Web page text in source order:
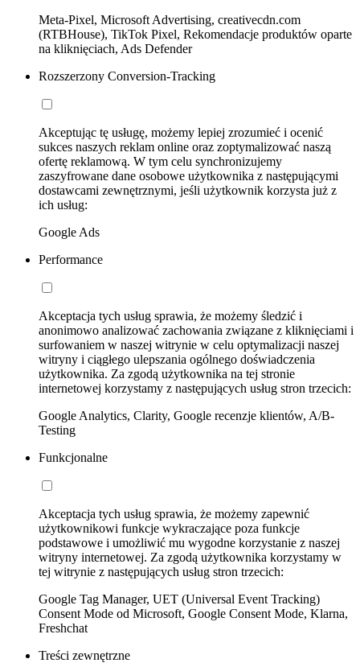
Meta-Pixel, Microsoft Advertising, creativecdn.com
(RTBHouse), TikTok Pixel, Rekomendacje produktów oparte
na kliknięciach, Ads Defender
Rozszerzony Conversion-Tracking
Akceptując tę usługę, możemy lepiej zrozumieć i ocenić
sukces naszych reklam online oraz zoptymalizować naszą
ofertę reklamową. W tym celu synchronizujemy
zaszyfrowane dane osobowe użytkownika z następującymi
dostawcami zewnętrznymi, jeśli użytkownik korzysta już z
ich usług:
Google Ads
Performance
Akceptacja tych usług sprawia, że możemy śledzić i
anonimowo analizować zachowania związane z kliknięciami i
surfowaniem w naszej witrynie w celu optymalizacji naszej
witryny i ciągłego ulepszania ogólnego doświadczenia
użytkownika. Za zgodą użytkownika na tej stronie
internetowej korzystamy z następujących usług stron trzecich:
Google Analytics, Clarity, Google recenzje klientów, A/B-
Testing
Funkcjonalne
Akceptacja tych usług sprawia, że możemy zapewnić
użytkownikowi funkcje wykraczające poza funkcje
podstawowe i umożliwić mu wygodne korzystanie z naszej
witryny internetowej. Za zgodą użytkownika korzystamy w
tej witrynie z następujących usług stron trzecich:
Google Tag Manager, UET (Universal Event Tracking)
Consent Mode od Microsoft, Google Consent Mode, Klarna,
Freshchat
Treści zewnętrzne